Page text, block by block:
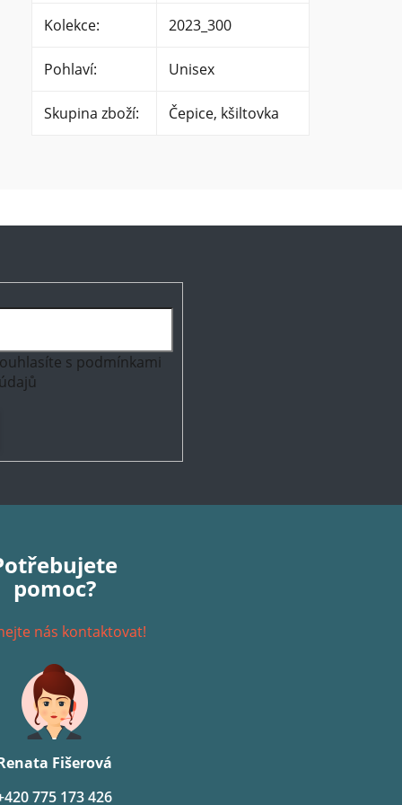
Kolekce: 2023_300
Pohlaví: Unisex
Skupina zboží: Čepice, kšiltovka
s podmínkami
pomoc?
nás kontaktovat!
Fišerová
775 173 426